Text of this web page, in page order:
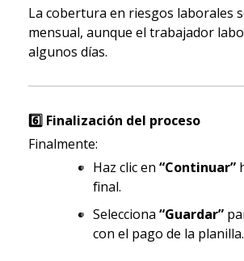
La cobertura en riesgos laborales
mensual, aunque el trabajador
algunos días.
6️ Finalización del proceso
Finalmente:
Haz clic en “Continuar”
final.
Selecciona “Guardar”
con el pago de la planilla.